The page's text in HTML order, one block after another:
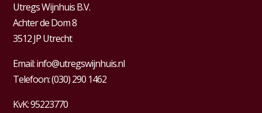
Utregs Wijnhuis B.V.
Achter de Dom 8
3512 JP Utrecht
Email:info@utregswijnhuis.nl
Telefoon:(030) 290 1462
KvK:95223770